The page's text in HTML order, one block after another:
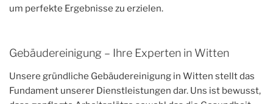
um perfekte Ergebnisse zu erzielen.
Gebäudereinigung – Ihre Experten in Witten
Unsere gründliche Gebäudereinigung in Witten stellt das
Fundament unserer Dienstleistungen dar. Uns ist bewusst,